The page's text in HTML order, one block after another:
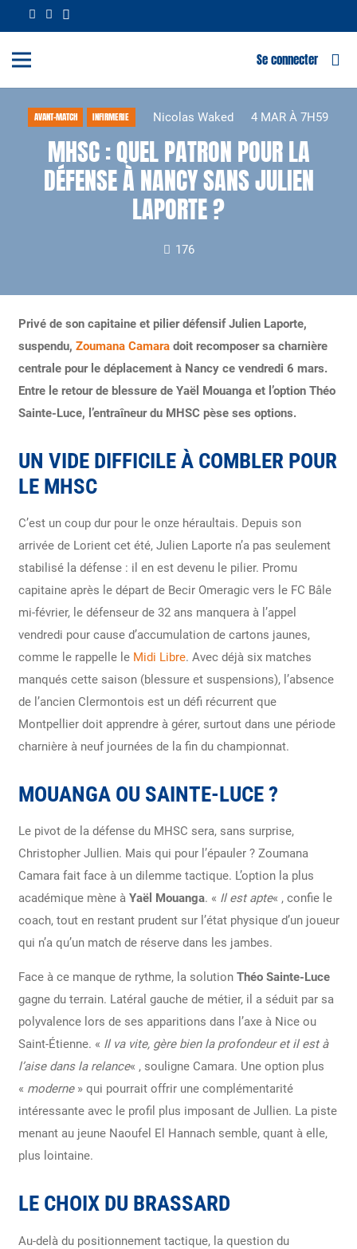
Se connecter
AVANT-MATCH INFIRMERIE Nicolas Waked 4 MAR À 7H59
MHSC : QUEL PATRON POUR LA
DÉFENSE À NANCY SANS JULIEN
LAPORTE ?
176
Privé de son capitaine et pilier défensif Julien Laporte,
suspendu, Zoumana Camaradoit recomposer sa charnière
centrale pour le déplacement à Nancy ce vendredi 6 mars.
Entre le retour de blessure de Yaël Mouanga et l’option Théo
Sainte-Luce, l’entraîneur du MHSC pèse ses options.
UN VIDE DIFFICILE À COMBLER POUR
LE MHSC
C’est un coup dur pour le onze héraultais. Depuis son
arrivée de Lorient cet été, Julien Laporte n’a pas seulement
stabilisé la défense : il en est devenu le pilier. Promu
capitaine après le départ de Becir Omeragic vers le FC Bâle
mi-février, le défenseur de 32 ans manquera à l’appel
vendredi pour cause d’accumulation de cartons jaunes,
comme le rappelle le Midi Libre. Avec déjà six matches
manqués cette saison (blessure et suspensions), l’absence
de l’ancien Clermontois est un défi récurrent que
Montpellier doit apprendre à gérer, surtout dans une période
charnière à neuf journées de la fin du championnat.
MOUANGA OU SAINTE-LUCE ?
Le pivot de la défense du MHSC sera, sans surprise,
Christopher Jullien. Mais qui pour l’épauler ? Zoumana
Camara fait face à un dilemme tactique. L’option la plus
académique mène à Yaël Mouanga. « Il est apte« , confie le
coach, tout en restant prudent sur l’état physique d’un joueur
qui n’a qu’un match de réserve dans les jambes.
Face à ce manque de rythme, la solution Théo Sainte-Luce
gagne du terrain. Latéral gauche de métier, il a séduit par sa
polyvalence lors de ses apparitions dans l’axe à Nice ou
Saint-Étienne. « Il va vite, gère bien la profondeur et il est à
l’aise dans la relance« , souligne Camara. Une option plus
« moderne» qui pourrait offrir une complémentarité
intéressante avec le profil plus imposant de Jullien. La piste
menant au jeune Naoufel El Hannach semble, quant à elle,
plus lointaine.
LE CHOIX DU BRASSARD
Au-delà du positionnement tactique, la question du